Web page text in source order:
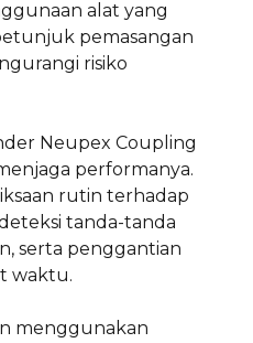
alat yang
pemasangan
risiko
Neupex Coupling
performanya.
rutin terhadap
tanda-tanda
serta penggantian
waktu.
menggunakan